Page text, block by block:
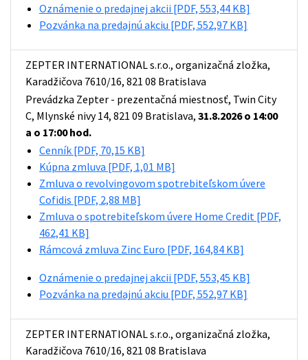
Oznámenie o predajnej akcii [PDF, 553,44 KB]
Pozvánka na predajnú akciu [PDF, 552,97 KB]
ZEPTER INTERNATIONAL s.r.o., organizačná zložka,
Karadžičova 7610/16, 821 08 Bratislava
Prevádzka Zepter - prezentačná miestnosť, Twin City
C, Mlynské nivy 14, 821 09 Bratislava, 31.8.2026 o 14:00
a o 17:00 hod.
Cenník [PDF, 70,15 KB]
Kúpna zmluva [PDF, 1,01 MB]
Zmluva o revolvingovom spotrebiteľskom úvere
Cofidis [PDF, 2,88 MB]
Zmluva o spotrebiteľskom úvere Home Credit [PDF,
462,41 KB]
Rámcová zmluva Zinc Euro [PDF, 164,84 KB]
Oznámenie o predajnej akcii [PDF, 553,45 KB]
Pozvánka na predajnú akciu [PDF, 552,97 KB]
ZEPTER INTERNATIONAL s.r.o., organizačná zložka,
Karadžičova 7610/16, 821 08 Bratislava